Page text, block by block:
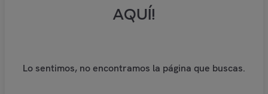
AQUÍ!
Lo sentimos, no encontramos la página que buscas.